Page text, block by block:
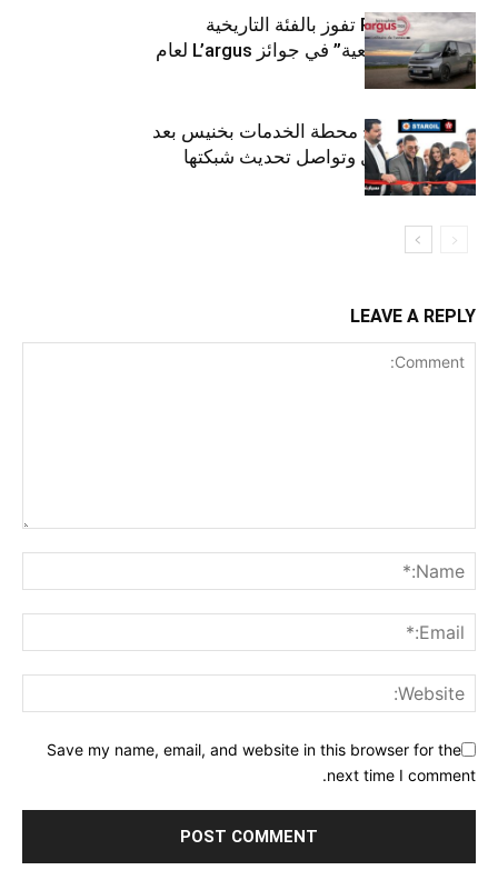
كيا PV5 Cargo تفوز بالفئة التاريخية
“للمركبات النفعية” في جوائز L’argus لعام
2026
ستارأويل تفتتح محطة الخدمات بخنيس بعد
تجديدهابالكامل وتواصل تحديث شبكتها
LEAVE A REPLY
Save my name, email, and website in this browser for the
next time I comment.